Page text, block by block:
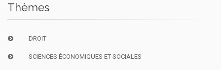
Thèmes
DROIT
SCIENCES ÉCONOMIQUES ET SOCIALES